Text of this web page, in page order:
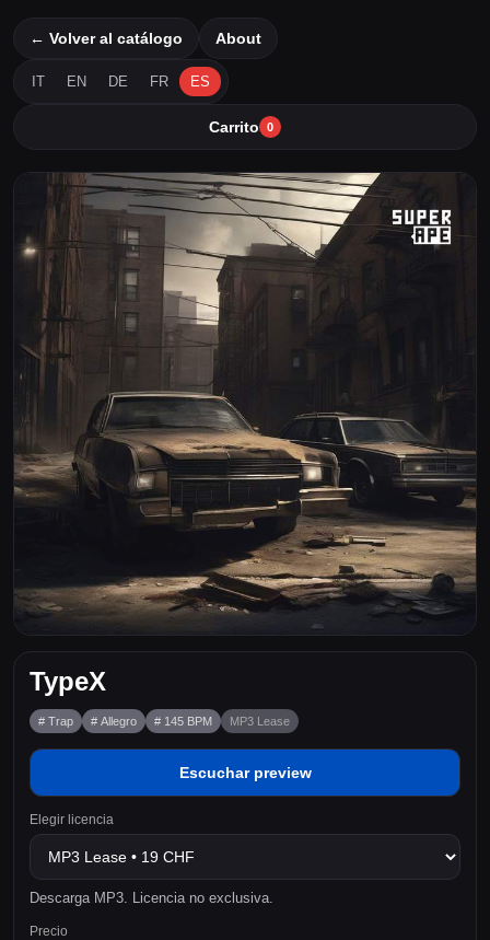
← Volver al catálogo About
IT EN DE FR ES
Carrito 0
TypeX
# Trap # Allegro # 145 BPM MP3 Lease
Escuchar preview
Elegir licencia
Descarga MP3. Licencia no exclusiva.
Precio